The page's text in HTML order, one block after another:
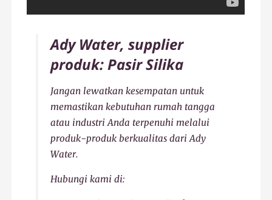
Ady Water, supplier
produk: Pasir Silika
Jangan lewatkan kesempatan untuk
memastikan kebutuhan rumah tangga
atau industri Anda terpenuhi melalui
produk-produk berkualitas dari Ady
Water.
Hubungi kami di: